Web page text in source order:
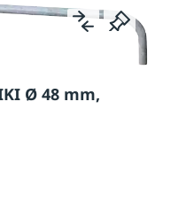
Ø 48 mm,